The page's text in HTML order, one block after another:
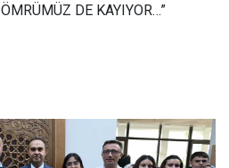
ÖMRÜMÜZ DE KAYIYOR…”